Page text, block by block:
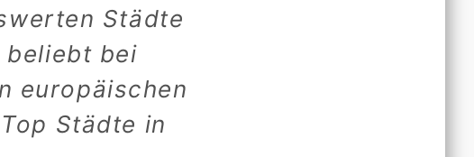
Städte
beliebt bei
europäischen
Städte in